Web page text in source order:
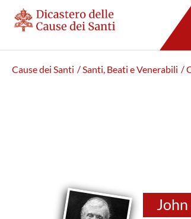
Cause dei Santi / Santi, Beati e Venerabili /